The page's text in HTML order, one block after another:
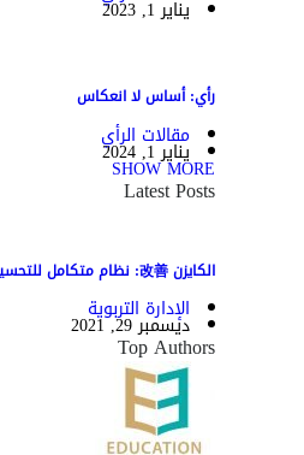
يناير 1, 2023
رأي: أساس لا انعكاس
مقالات الرأي
يناير 1, 2024
SHOW MORE
Latest Posts
الكايزن 改善: نظام متكامل للتحسين المستمر
الإدارة التربوية
ديسمبر 29, 2021
Top Authors